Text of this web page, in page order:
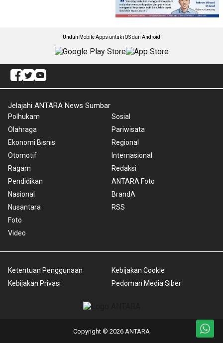
Unduh Mobile Apps untuk iOS dan Android
Jelajahi ANTARA News Sumbar
Polhukam
Olahraga
Ekonomi Bisnis
Otomotif
Ragam
Pendidikan
Nasional
Nusantara
Foto
Video
Sosial
Pariwisata
Regional
Internasional
Redaksi
ANTARA Foto
BrandA
RSS
Ketentuan Penggunaan
Kebijakan Privasi
Kebijakan Cookie
Pedoman Media Siber
Copyright © 2026 ANTARA